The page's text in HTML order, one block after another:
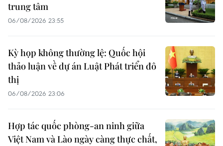
trung tâm
06/08/2026 23:55
Kỳ họp không thường lệ: Quốc hội
thảo luận về dự án Luật Phát triển đô
thị
06/08/2026 23:06
Hợp tác quốc phòng-an ninh giữa
Việt Nam và Lào ngày càng thực chất,